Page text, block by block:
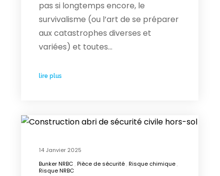
pas si longtemps encore, le
survivalisme (ou l’art de se préparer
aux catastrophes diverses et
variées) et toutes…
lire plus
14 Janvier 2025
Bunker NRBC Pièce de sécurité Risque chimique
Risque NRBC